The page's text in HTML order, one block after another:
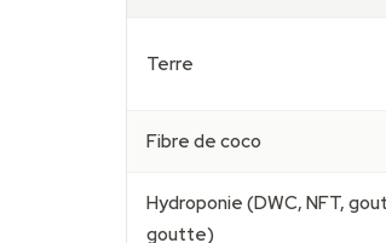
Terre
Fibre de coco
Hydroponie (DWC, NFT,
goutte)